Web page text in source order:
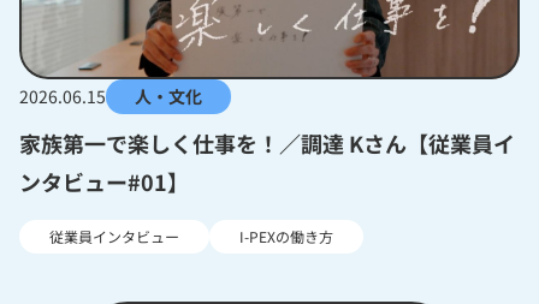
2026.06.15 人・文化
家族第一で楽しく仕事を！／調達 Kさん【従業員イ
ンタビュー#01】
従業員インタビュー I-PEXの働き方